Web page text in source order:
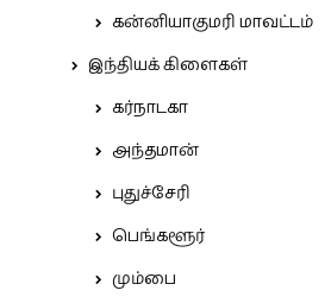
கன்னியாகுமரி மாவட்டம்
இந்தியக் கிளைகள்
கர்நாடகா
அந்தமான்
புதுச்சேரி
பெங்களூர்
மும்பை